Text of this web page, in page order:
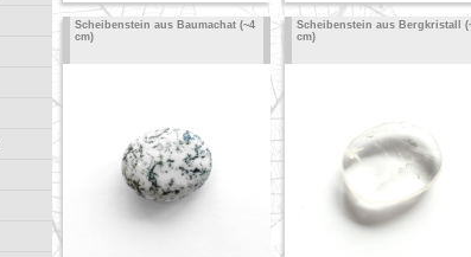
Scheibenstein aus Baumachat (~4
cm)
Scheibenstein aus Bergkristall
cm)